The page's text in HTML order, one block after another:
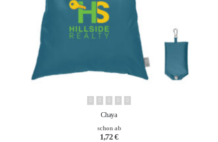
Chaya
schon ab
1,72€